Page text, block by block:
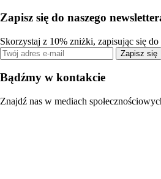
Zapisz się do naszego
Skorzystaj z 10% zniżki, zapisując się do
Zapisz się
Bądźmy w kontakcie
Znajdź nas w mediach